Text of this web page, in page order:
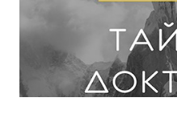
Международный
Международный
Выставка «Книжная